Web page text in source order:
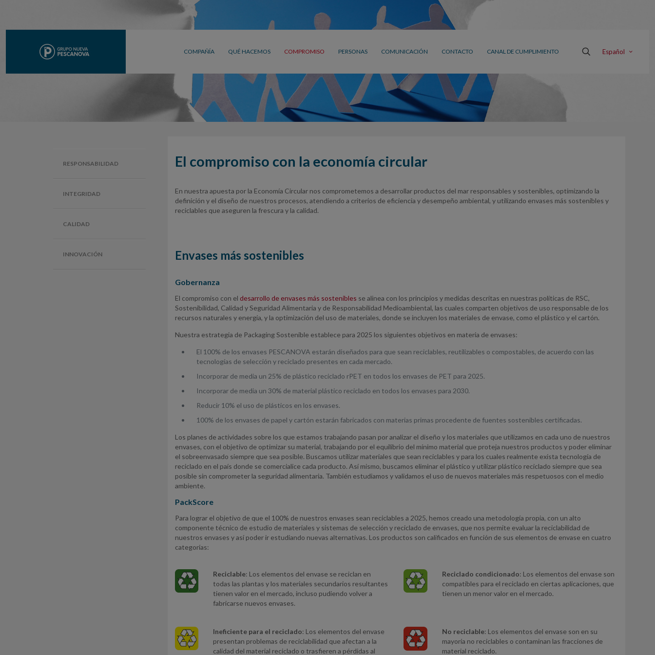
COMPAÑÍA QUÉ HACEMOS COMPROMISO PERSONAS COMUNICACIÓN CONTACTO CANAL DE CUMPLIMIENTO Español
El compromiso con la economía circular
En nuestra apuesta por la Economía Circular nos comprometemos a desarrollar productos del mar responsables y sostenibles, optimizando la
definición y el diseño de nuestros procesos, atendiendo a criterios de eficiencia y desempeño ambiental, y utilizando envases más sostenibles y
reciclables que aseguren la frescura y la calidad.
Envases más sostenibles
Gobernanza
El compromiso con eldesarrollo de envases más sostenibles se alinea con los principios y medidas descritas en nuestras políticas de RSC,
Sostenibilidad, Calidad y Seguridad Alimentaria y de Responsabilidad Medioambiental, las cuales comparten objetivos de uso responsable de los
recursos naturales y energía, y la optimización del uso de materiales, donde se incluyen los materiales de envase, como el plástico y el cartón.
Nuestra estrategia de Packaging Sostenible establece para 2025 los siguientes objetivos en materia de envases:
El 100% de los envases PESCANOVA estarán diseñados para que sean reciclables, reutilizables o compostables, de acuerdo con las
tecnologías de selección y reciclado presentes en cada mercado.
Incorporar de media un 25% de plástico reciclado rPET en todos los envases de PET para 2025.
Incorporar de media un 30% de material plástico reciclado en todos los envases para 2030.
Reducir 10% el uso de plásticos en los envases.
100% de los envases de papel y cartón estarán fabricados con materias primas procedente de fuentes sostenibles certificadas.
Los planes de actividades sobre los que estamos trabajando pasan por analizar el diseño y los materiales que utilizamos en cada uno de nuestros
envases, con el objetivo de optimizar su material, trabajando por el equilibrio del mínimo material que proteja nuestros productos y poder eliminar
el sobreenvasado siempre que sea posible. Buscamos utilizar materiales que sean reciclables y para los cuales realmente exista tecnología de
reciclado en el país donde se comercialice cada producto. Así mismo, buscamos eliminar el plástico y utilizar plástico reciclado siempre que sea
posible sin comprometer la seguridad alimentaria. También estudiamos y validamos el uso de nuevos materiales más respetuosos con el medio
ambiente.
PackScore
Para lograr el objetivo de que el 100% de nuestros envases sean reciclables a 2025, hemos creado una metodología propia, con un alto
componente técnico de estudio de materiales y sistemas de selección y reciclado de envases, que nos permite evaluar la reciclabilidad de
nuestros envases y así poder ir estudiando nuevas alternativas. Los productos son calificados en función de sus elementos de envase en cuatro
categorías:
Reciclable: Los elementos del envase se reciclan en
todas las plantas y los materiales secundarios resultantes
tienen valor en el mercado, incluso pudiendo volver a
fabricarse nuevos envases.
Reciclado condicionado: Los elementos del envase son
compatibles para el reciclado en ciertas aplicaciones, que
tienen un menor valor en el mercado.
Ineficiente para el reciclado: Los elementos del envase
presentan problemas de reciclabilidad que afectan a la
calidad del material reciclado o trasfieren a pérdidas al
No reciclable: Los elementos del envase son en su
mayoría no reciclables o contaminan las fracciones de
material reciclado.
RESPONSABILIDAD
INTEGRIDAD
CALIDAD
INNOVACIÓN